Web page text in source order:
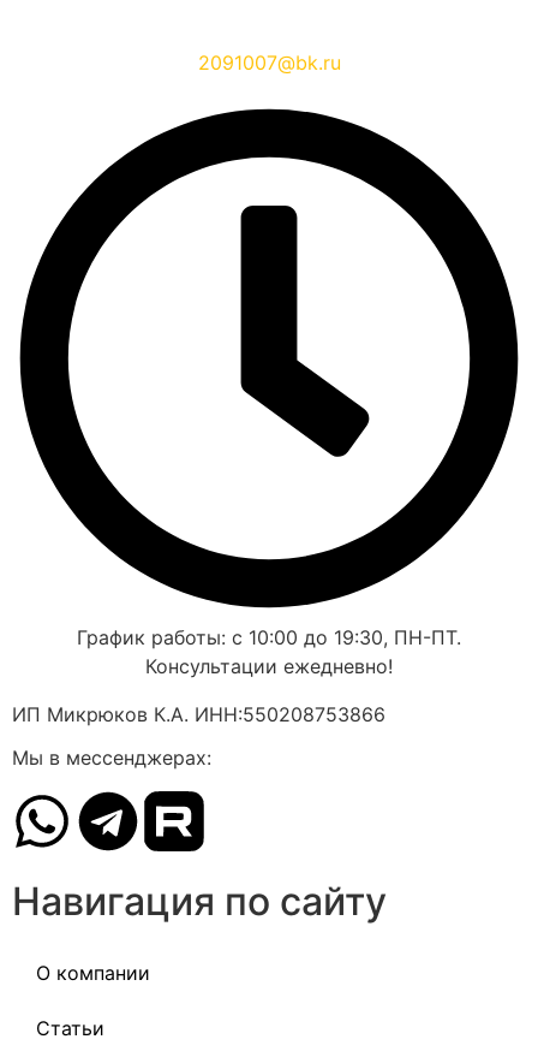
2091007@bk.ru
График работы: с 10:00 до 19:30, ПН-ПТ.
Консультации ежедневно!
ИП Микрюков К.А. ИНН:550208753866
Мы в мессенджерах:
Навигация по сайту
О компании
Статьи